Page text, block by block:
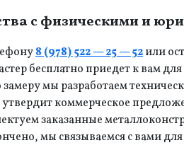
с физическими и
8 (978) 522 — 25 — 52или
бесплатно приедет к вам
мы разработаем
утвердит коммерческое
заказанные
мы связываемся с вами